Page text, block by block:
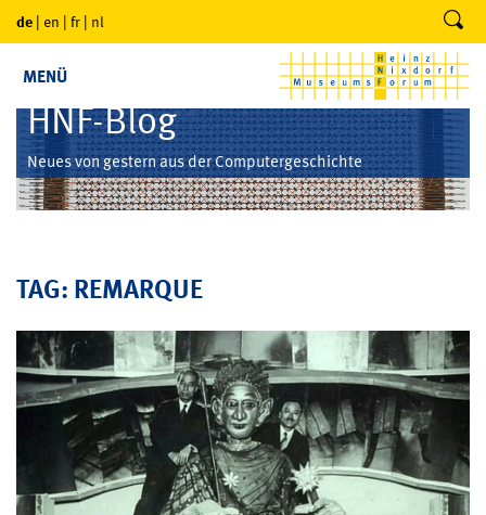
de | en | fr | nl
MENÜ
HNF-Blog
Neues von gestern aus der Computergeschichte
TAG: REMARQUE